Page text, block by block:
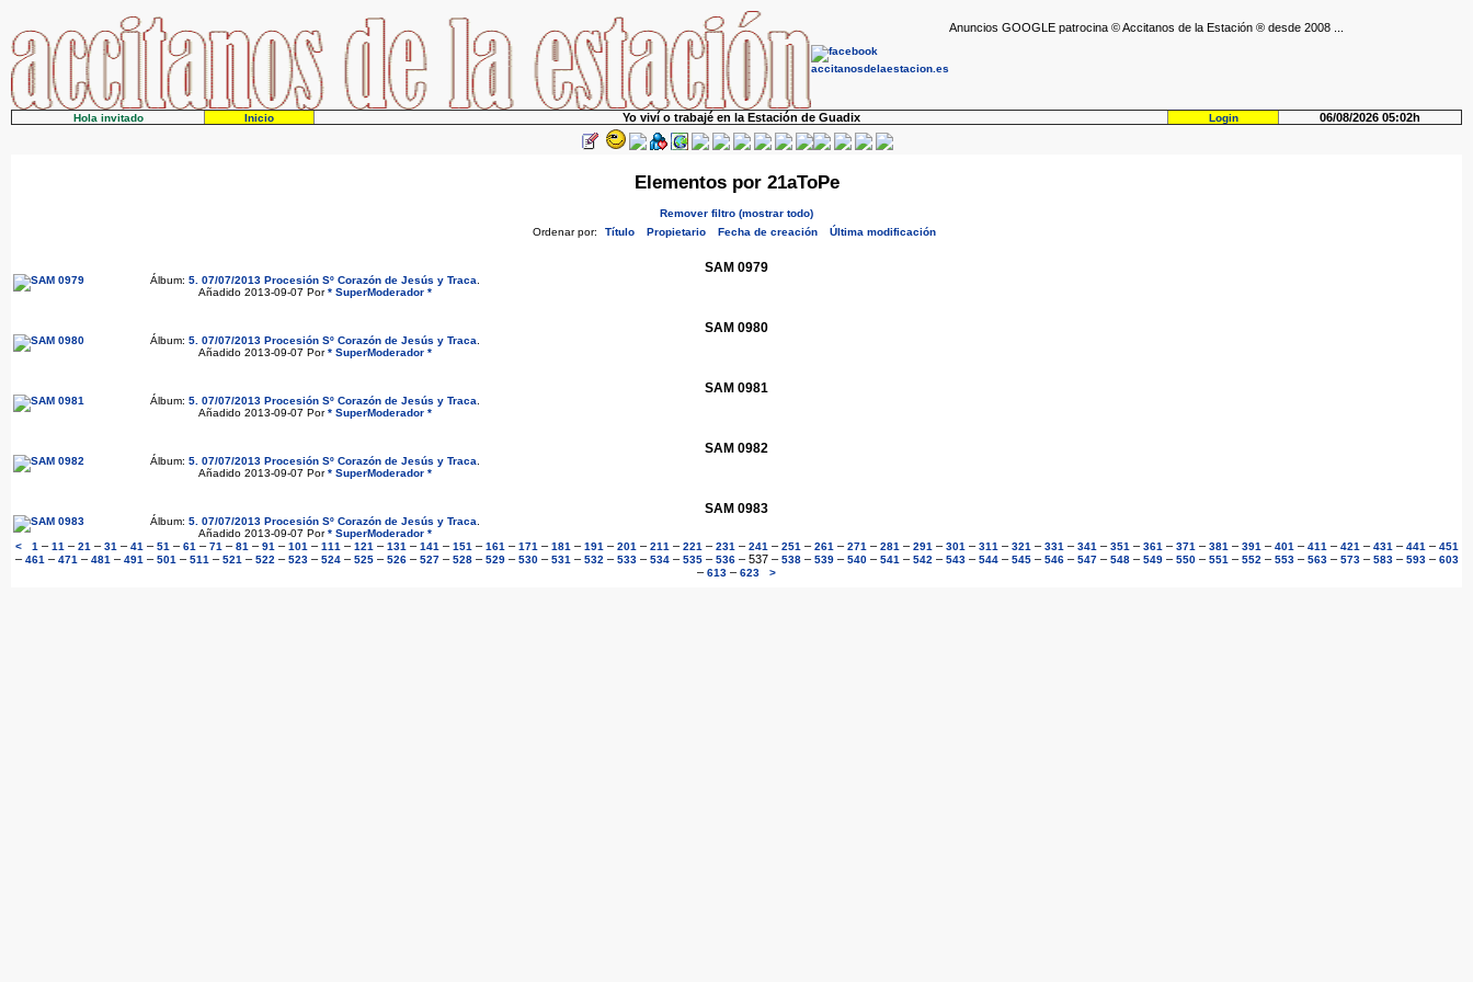
Anuncios GOOGLE patrocina © Accitanos de la Estación ® desde 2008 ...
Hola invitado Inicio Yo viví o trabajé en la Estación de Guadix Login 06/08/2026 05:02h
Elementos por 21aToPe
Remover filtro (mostrar todo)
Ordenar por:
Título Propietario Fecha de creación Última modificación
SAM 0979
Álbum: 5. 07/07/2013 Procesión Sº Corazón de Jesús y Traca
Añadido 2013-09-07 Por* SuperModerador *
SAM 0980
Álbum: 5. 07/07/2013 Procesión Sº Corazón de Jesús y Traca
Añadido 2013-09-07 Por* SuperModerador *
SAM 0981
Álbum: 5. 07/07/2013 Procesión Sº Corazón de Jesús y Traca
Añadido 2013-09-07 Por* SuperModerador *
SAM 0982
Álbum: 5. 07/07/2013 Procesión Sº Corazón de Jesús y Traca
Añadido 2013-09-07 Por* SuperModerador *
SAM 0983
Álbum: 5. 07/07/2013 Procesión Sº Corazón de Jesús y Traca
Añadido 2013-09-07 Por* SuperModerador *
<
1 – 11 – 21 – 31 – 41 – 51 – 61 – 71 – 81 – 91 – 101 – 111 – 121 – 131 – 141 – 151 – 161 – 171 – 181 – 191 – 201 – 211 – 221 – 231 – 241 – 251 – 261 – 271 – 281 – 291 – 301 – 311 – 321 – 331 – 341 – 351 – 361 – 371 – 381 – 391 – 401 – 411 – 421 – 431 – 441 – 451
– 461 – 471 – 481 – 491 – 501 – 511 – 521 – 522 – 523– 524– 525– 526– 527– 528– 529– 530– 531 – 532 – 533– 534– 535– 536– 537– 538– 539– 540– 541 – 542 – 543– 544– 545– 546– 547– 548– 549– 550– 551 – 552 – 553– 563– 573– 583– 593– 603
– 613 – 623 >